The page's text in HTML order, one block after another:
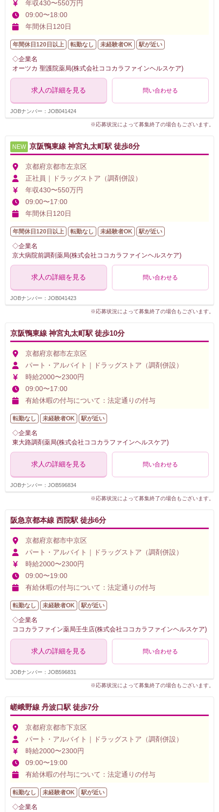
年収430〜550万円
09:00〜18:00
年間休日120日
年間休日120日以上 転勤なし 未経験者OK 駅が近い
◇企業名
オーツカ 聖護院薬局(株式会社ココカラファインヘルスケア)
求人の詳細を見る 問い合わせる
JOBナンバー：JOB041424
※応募状況によって募集終了の場合もございます。
NEW 京阪鴨東線 神宮丸太町駅 徒歩8分
京都府京都市左京区
正社員｜ドラッグストア（調剤併設）
年収430〜550万円
09:00〜17:00
年間休日120日
年間休日120日以上 転勤なし 未経験者OK 駅が近い
◇企業名
京大病院前調剤薬局(株式会社ココカラファインヘルスケア)
求人の詳細を見る 問い合わせる
JOBナンバー：JOB041423
※応募状況によって募集終了の場合もございます。
京阪鴨東線 神宮丸太町駅 徒歩10分
京都府京都市左京区
パート・アルバイト｜ドラッグストア（調剤併設）
時給2000〜2300円
09:00〜17:00
有給休暇の付与について：法定通りの付与
転勤なし 未経験者OK 駅が近い
◇企業名
東大路調剤薬局(株式会社ココカラファインヘルスケア)
求人の詳細を見る 問い合わせる
JOBナンバー：JOB596834
※応募状況によって募集終了の場合もございます。
阪急京都本線 西院駅 徒歩6分
京都府京都市中京区
パート・アルバイト｜ドラッグストア（調剤併設）
時給2000〜2300円
09:00〜19:00
有給休暇の付与について：法定通りの付与
転勤なし 未経験者OK 駅が近い
◇企業名
ココカラファイン薬局壬生店(株式会社ココカラファインヘルスケア)
求人の詳細を見る 問い合わせる
JOBナンバー：JOB596831
※応募状況によって募集終了の場合もございます。
嵯峨野線 丹波口駅 徒歩7分
京都府京都市下京区
パート・アルバイト｜ドラッグストア（調剤併設）
時給2000〜2300円
09:00〜19:00
有給休暇の付与について：法定通りの付与
転勤なし 未経験者OK 駅が近い
◇企業名